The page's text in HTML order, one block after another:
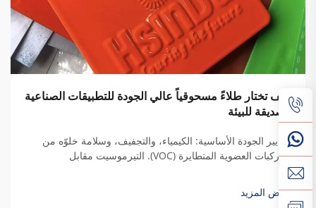
كيف تختار طلاءً مسحوقياً عالي الجودة للتطبيقات الصناعية
الصديقة للبيئة
معايير الجودة الأساسية: الكيمياء، والتجفيف، وسلامة خلوّه من
المركبات العضوية المتطايرة (VOC). التيرموسيت مقابل
التيرموبلاستيك: مواءمة كيمياء الراتنج مع متطلبات المتانة
الصناعية. وعندما يجف راتنج التيرموسيت، فإنه يكوّن روابط تشعبية
دائمة تمنحه فعلاً...
عرض المزيد